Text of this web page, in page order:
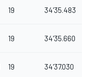
19 34'35.483
19 34'35.660
19 34'37.030